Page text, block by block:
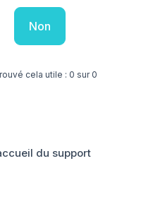
Non
cela utile : 0 sur 0
du support